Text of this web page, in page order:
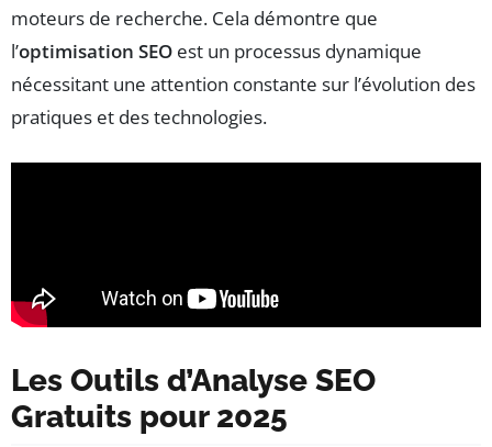
moteurs de recherche. Cela démontre que
l’optimisation SEO est un processus dynamique
nécessitant une attention constante sur l’évolution des
pratiques et des technologies.
Les Outils d’Analyse SEO
Gratuits pour 2025